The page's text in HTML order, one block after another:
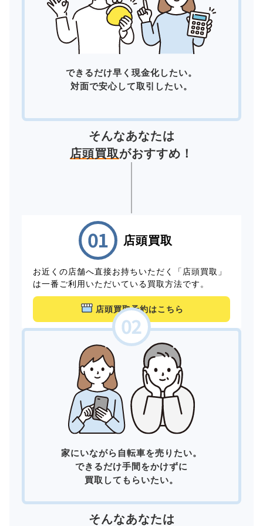
できるだけ早く現金化したい。
対面で安心して取引したい。
そんなあなたは
店頭買取がおすすめ！
店頭買取
お近くの店舗へ直接お持ちいただく「店頭買取」
は一番ご利用いただいている買取方法です。
店頭買取予約はこちら
家にいながら自転車を売りたい。
できるだけ手間をかけずに
買取してもらいたい。
そんなあなたは